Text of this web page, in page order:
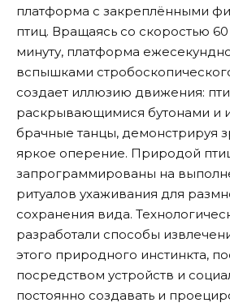
платформа с закреплёнными
птиц. Вращаясь со скоростью
минуту, платформа
вспышками
создает иллюзию движения:
раскрывающимися бутонами и
брачные танцы, демонстрируя
яркое оперение. Природой
запрограммированы на
ритуалов ухаживания для
сохранения вида.
разработали способы
этого природного инстинкта,
посредством устройств и
постоянно создавать и